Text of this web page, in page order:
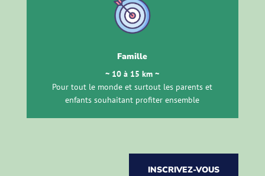
Famille
~ 10 à 15 km ~
Pour tout le monde et surtout les parents et
enfants souhaitant profiter ensemble
INSCRIVEZ-VOUS